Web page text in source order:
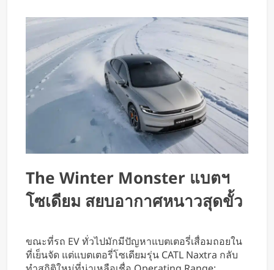
The Winter Monster แบตฯ
โซเดียม สยบอากาศหนาวสุดขั้ว
ขณะที่รถ EV ทั่วไปมักมีปัญหาแบตเตอรี่เสื่อมถอยใน
ที่เย็นจัด แต่แบตเตอรี่โซเดียมรุ่น CATL Naxtra กลับ